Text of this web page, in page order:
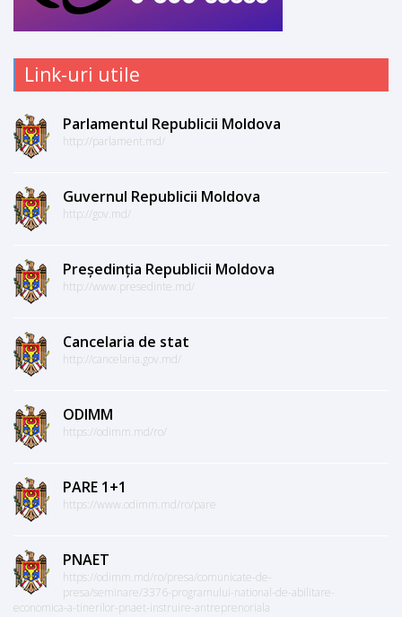
Link-uri utile
Parlamentul Republicii Moldova
http://parlament.md/
Guvernul Republicii Moldova
http://gov.md/
Președinția Republicii Moldova
http://www.presedinte.md/
Cancelaria de stat
http://cancelaria.gov.md/
ODIMM
https://odimm.md/ro/
PARE 1+1
https://www.odimm.md/ro/pare
PNAET
https://odimm.md/ro/presa/comunicate-de-
presa/seminare/3376-programului-national-de-abilitare-
economica-a-tinerilor-pnaet-instruire-antreprenoriala